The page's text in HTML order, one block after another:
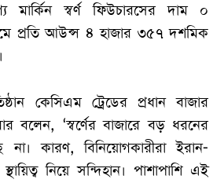
মার্কিন স্বর্ণ ফিউচারসের দাম ০
প্রতি আউন্স ৪ হাজার ৩৫৭ দশমিক
কেসিএম ট্রেডের প্রধান বাজার
বলেন, ‘স্বর্ণের বাজারে বড় ধরনের
না। কারণ, বিনিয়োগকারীরা ইরান-
নিয়ে সন্দিহান। পাশাপাশি এই